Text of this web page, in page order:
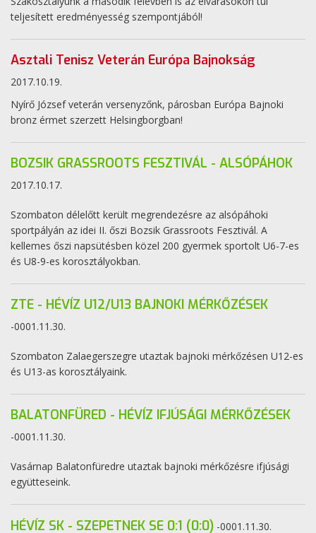
teljesített eredményesség szempontjából!
Asztali Tenisz Veterán Európa Bajnokság
2017.10.19.
Nyírő József veterán versenyzőnk, párosban Európa Bajnoki
bronz érmet szerzett Helsingborgban!
BOZSIK GRASSROOTS FESZTIVÁL - ALSÓPÁHOK
2017.10.17.
Szombaton délelőtt került megrendezésre az alsópáhoki
sportpályán az idei II. őszi Bozsik Grassroots Fesztivál. A
kellemes őszi napsütésben közel 200 gyermek sportolt U6-7-es
és U8-9-es korosztályokban.
ZTE - HÉVÍZ U12/U13 BAJNOKI MÉRKŐZÉSEK
-0001.11.30.
Szombaton Zalaegerszegre utaztak bajnoki mérkőzésen U12-es
és U13-as korosztályaink.
BALATONFÜRED - HÉVÍZ IFJÚSÁGI MÉRKŐZÉSEK
-0001.11.30.
Vasárnap Balatonfüredre utaztak bajnoki mérkőzésre ifjúsági
együtteseink.
HÉVÍZ SK - SZEPETNEK SE 0:1 (0:0) -0001.11.30.